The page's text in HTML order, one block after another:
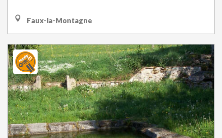
Faux-la-Montagne